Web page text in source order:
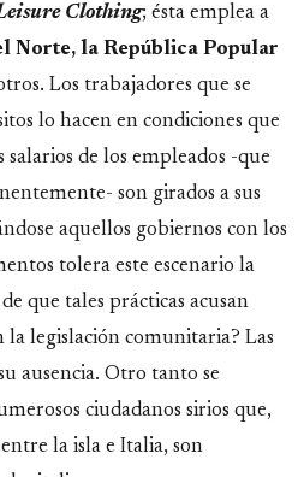
Clothing; ésta emplea a
Norte, la República Popular
Los trabajadores que se
lo hacen en condiciones que
de los empleados -que
son girados a sus
aquellos gobiernos con los
tolera este escenario la
que tales prácticas acusan
la legislación comunitaria? Las
ausencia. Otro tanto se
ciudadanos sirios que,
la isla e Italia, son